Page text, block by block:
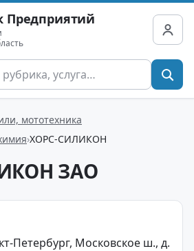
Предприятий
мототехника
ХОРС-СИЛИКОН
ЗАО
Петербург, Московское ш., д.